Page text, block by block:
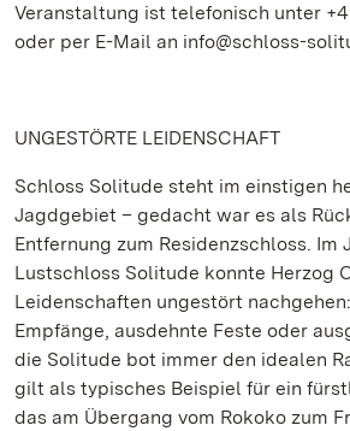
Veranstaltung ist telefonisch unter
oder per E-Mail an info@schloss-
UNGESTÖRTE LEIDENSCHAFT
Schloss Solitude steht im einstigen
Jagdgebiet – gedacht war es als
Entfernung zum Residenzschloss. Im
Lustschloss Solitude konnte Herzog
Leidenschaften ungestört
Empfänge, ausdehnte Feste oder
die Solitude bot immer den idealen
gilt als typisches Beispiel für ein
das am Übergang vom Rokoko zum